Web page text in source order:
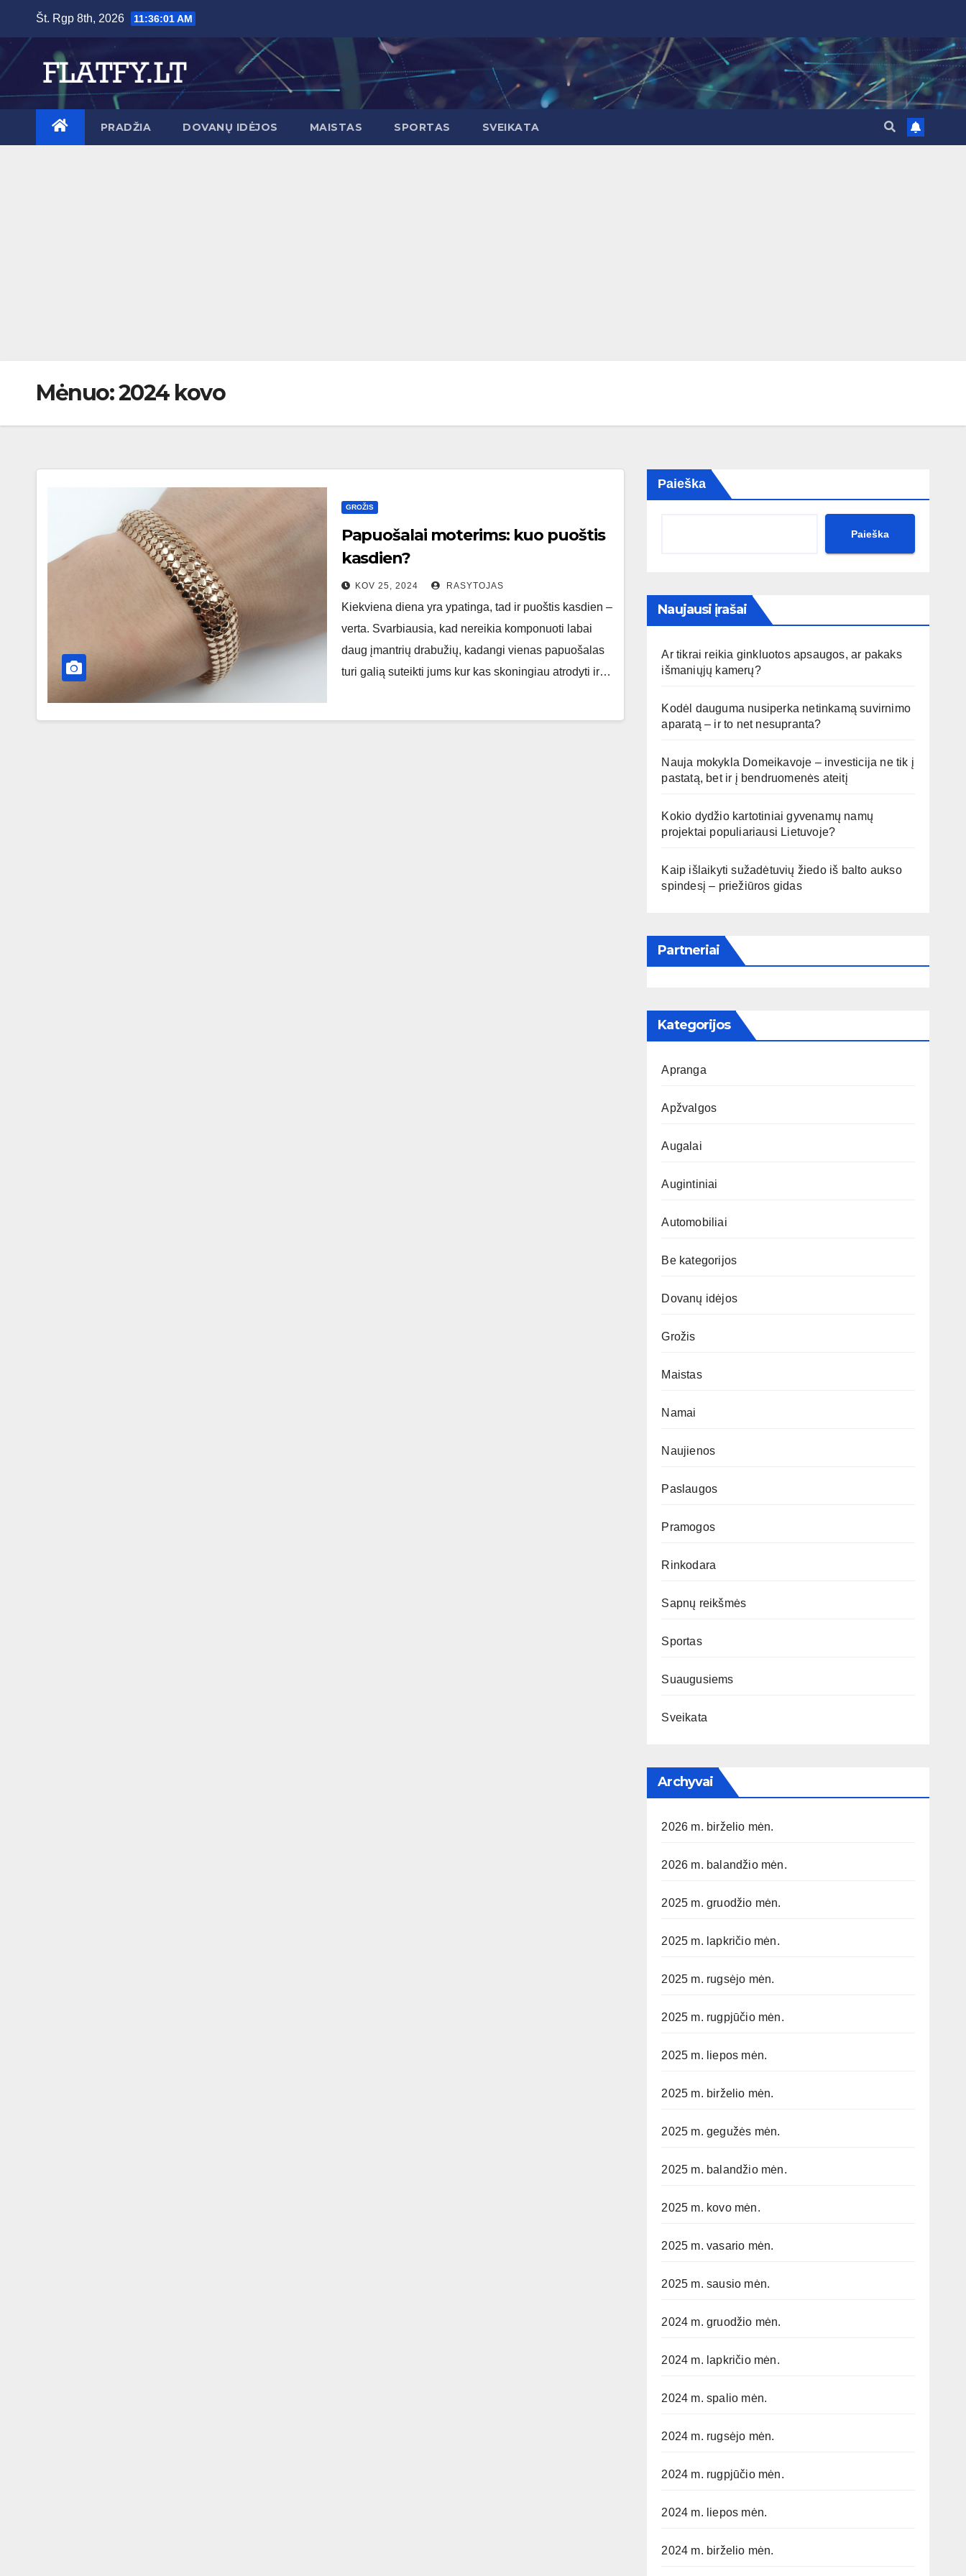
content
Št. Rgp 8th, 2026 11:36:02 AM
PRADŽIA DOVANŲ IDĖJOS MAISTAS SPORTAS SVEIKATA
Mėnuo:2024 kovo
GROŽIS
Papuošalai moterims: kuo puoštis
kasdien?
KOV 25, 2024 RASYTOJAS
Kiekviena diena yra ypatinga, tad ir puoštis kasdien –
verta. Svarbiausia, kad nereikia komponuoti labai
daug įmantrių drabužių, kadangi vienas papuošalas
turi galią suteikti jums kur kas skoningiau atrodyti ir…
Paieška
Paieška
Naujausi įrašai
Ar tikrai reikia ginkluotos apsaugos, ar pakaks
išmaniųjų kamerų?
Kodėl dauguma nusiperka netinkamą suvirnimo
aparatą – ir to net nesupranta?
Nauja mokykla Domeikavoje – investicija ne tik į
pastatą, bet ir į bendruomenės ateitį
Kokio dydžio kartotiniai gyvenamų namų
projektai populiariausi Lietuvoje?
Kaip išlaikyti sužadėtuvių žiedo iš balto aukso
spindesį – priežiūros gidas
Partneriai
Kategorijos
Apranga
Apžvalgos
Augalai
Augintiniai
Automobiliai
Be kategorijos
Dovanų idėjos
Grožis
Maistas
Namai
Naujienos
Paslaugos
Pramogos
Rinkodara
Sapnų reikšmės
Sportas
Suaugusiems
Sveikata
Archyvai
2026 m. birželio mėn.
2026 m. balandžio mėn.
2025 m. gruodžio mėn.
2025 m. lapkričio mėn.
2025 m. rugsėjo mėn.
2025 m. rugpjūčio mėn.
2025 m. liepos mėn.
2025 m. birželio mėn.
2025 m. gegužės mėn.
2025 m. balandžio mėn.
2025 m. kovo mėn.
2025 m. vasario mėn.
2025 m. sausio mėn.
2024 m. gruodžio mėn.
2024 m. lapkričio mėn.
2024 m. spalio mėn.
2024 m. rugsėjo mėn.
2024 m. rugpjūčio mėn.
2024 m. liepos mėn.
2024 m. birželio mėn.